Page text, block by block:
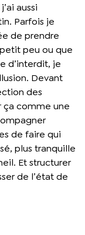
aussi
Parfois je
de prendre
peu ou que
d’interdit, je
Devant
des
ça comme une
de faire qui
plus tranquille
Et structurer
de l’état de